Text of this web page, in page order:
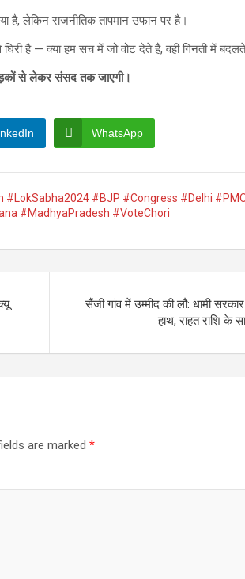
है, लेकिन राजनीतिक तापमान उफान पर है।
है — क्या हम सच में जो वोट देते हैं, वही गिनती में
से लेकर संसद तक जाएगी।
WhatsApp
#BJP #Congress #Delhi
#MadhyaPradesh #VoteChori
सैंजी गांव में उम्मीद की लौ: धामी
हाथ, राहत राशि के
are marked*